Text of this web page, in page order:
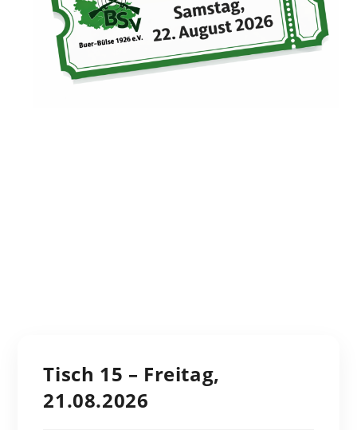
Tisch 15 – Freitag,
21.08.2026